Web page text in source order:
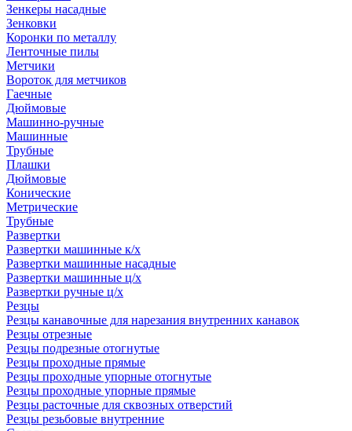
Зенкеры насадные
Зенковки
Коронки по металлу
Ленточные пилы
Метчики
Вороток для метчиков
Гаечные
Дюймовые
Машинно-ручные
Машинные
Трубные
Плашки
Дюймовые
Конические
Метрические
Трубные
Развертки
Развертки машинные к/х
Развертки машинные насадные
Развертки машинные ц/х
Развертки ручные ц/х
Резцы
Резцы канавочные для нарезания внутренних канавок
Резцы отрезные
Резцы подрезные отогнутые
Резцы проходные прямые
Резцы проходные упорные отогнутые
Резцы проходные упорные прямые
Резцы расточные для сквозных отверстий
Резцы резьбовые внутренние